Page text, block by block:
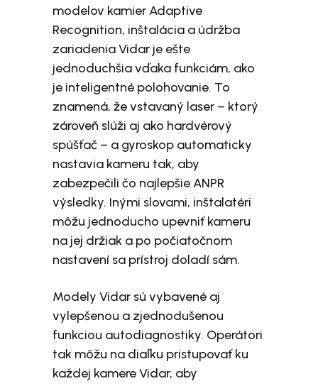
modelov kamier Adaptive
Recognition, inštalácia a údržba
zariadenia Vidar je ešte
jednoduchšia vďaka funkciám, ako
je inteligentné polohovanie. To
znamená, že vstavaný laser – ktorý
zároveň slúži aj ako hardvérový
spúšťač – a gyroskop automaticky
nastavia kameru tak, aby
zabezpečili čo najlepšie ANPR
výsledky. Inými slovami, inštalatéri
môžu jednoducho upevniť kameru
na jej držiak a po počiatočnom
nastavení sa prístroj doladí sám.
Modely Vidar sú vybavené aj
vylepšenou a zjednodušenou
funkciou autodiagnostiky. Operátori
tak môžu na diaľku pristupovať ku
každej kamere Vidar, aby